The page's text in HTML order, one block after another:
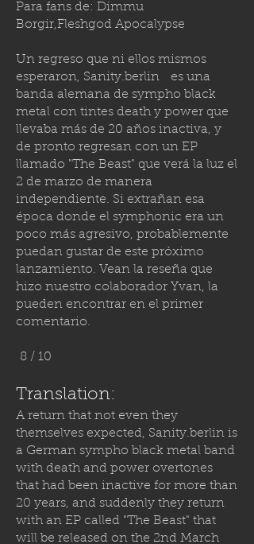
Para fans de: Dimmu
Borgir,Fleshgod Apocalypse
Un regreso que ni ellos mismos
esperaron, Sanity.berlin es una
banda alemana de sympho black
metal con tintes death y power que
llevaba más de 20 años inactiva, y
de pronto regresan con un EP
llamado "The Beast" que verá la luz el
2 de marzo de manera
independiente. Si extrañan esa
época donde el symphonic era un
poco más agresivo, probablemente
puedan gustar de este próximo
lanzamiento. Vean la reseña que
hizo nuestro colaborador Yvan, la
pueden encontrar en el primer
comentario.
8 / 10
Translation:
A return that not even they
themselves expected, Sanity.berlin is
a German sympho black metal band
with death and power overtones
that had been inactive for more than
20 years, and suddenly they return
with an EP called "The Beast" that
will be released on the 2nd March